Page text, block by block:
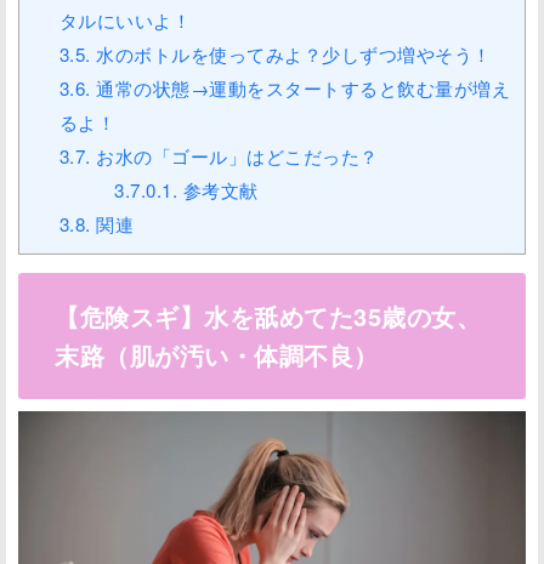
タルにいいよ！
3.5. 水のボトルを使ってみよ？少しずつ増やそう！
3.6. 通常の状態→運動をスタートすると飲む量が増え
るよ！
3.7. お水の「ゴール」はどこだった？
3.7.0.1. 参考文献
3.8. 関連
【危険スギ】水を舐めてた35歳の女、
末路（肌が汚い・体調不良）